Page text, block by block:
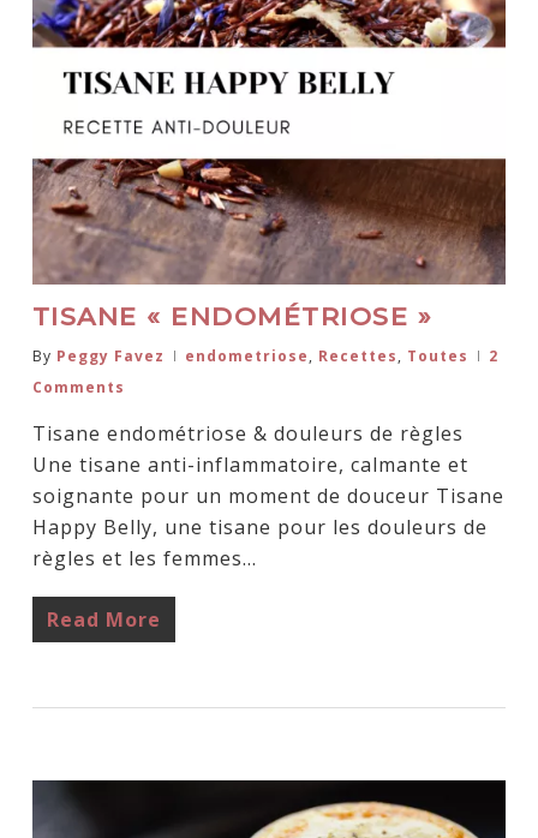
TISANE « ENDOMÉTRIOSE »
By Peggy Favez endometriose, Recettes, Toutes
2
Comments
Tisane endométriose & douleurs de règles
Une tisane anti-inflammatoire, calmante et
soignante pour un moment de douceur Tisane
Happy Belly, une tisane pour les douleurs de
règles et les femmes…
Read More